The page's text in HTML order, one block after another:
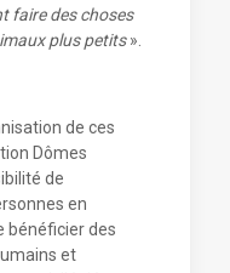
faire des choses
plus petits».
de ces
Dômes
de
en
bénéficier des
et